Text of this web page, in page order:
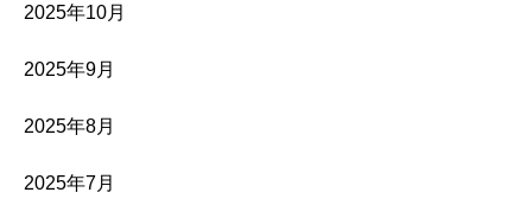
2025年10月
2025年9月
2025年8月
2025年7月